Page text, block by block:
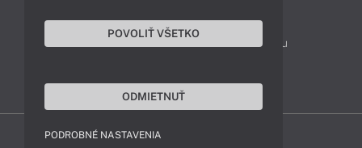
043 4224 771
Obchodné oddelenie
Reklamácia tovaru
POVOLIŤ VŠETKO
ODMIETNUŤ
PODROBNÉ NASTAVENIA